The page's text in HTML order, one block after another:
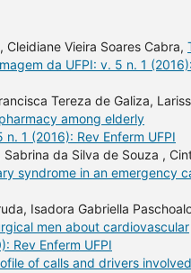
Vieira Soares Cabra,
da UFPI: v. 5 n. 1
Tereza de Galiza,
among elderly
1 (2016): Rev Enferm UFPI
da Silva de Souza ,
syndrome in an emergency
Isadora Gabriella
men about cardiovascular
Rev Enferm UFPI
of calls and drivers